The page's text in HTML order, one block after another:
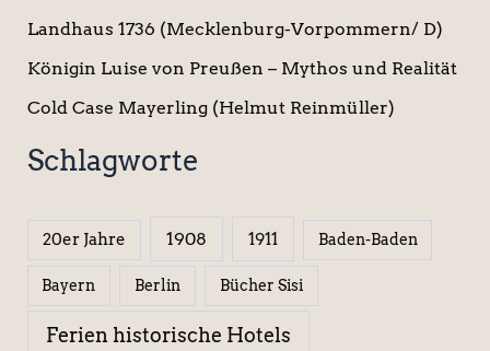
Landhaus 1736 (Mecklenburg-Vorpommern/ D)
Königin Luise von Preußen – Mythos und Realität
Cold Case Mayerling (Helmut Reinmüller)
Schlagworte
20er Jahre 1908 1911 Baden-Baden
Bayern Berlin Bücher Sisi
Ferien historische Hotels